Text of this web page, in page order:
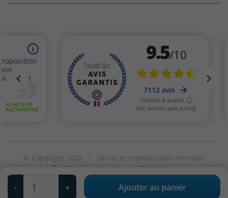
Qté
- + Ajouter au panier
© Copyright 2026 |
Droits et reproduction interdite
Création site internet Greentic
Vos paramètres de cookies